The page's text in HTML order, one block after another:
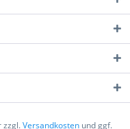
zzgl.Versandkosten und ggf.